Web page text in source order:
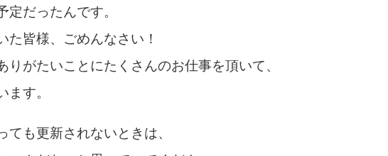
定だったんです。
た皆様、ごめんなさい！
りがたいことにたくさんのお仕事を頂いて、
ます。
ても更新されないときは、